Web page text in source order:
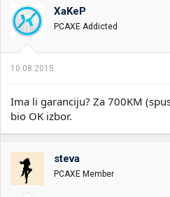
XaKeP
PCAXE Addicted
10.08.2015.
Ima li garanciju? Za 700KM
bio OK izbor.
steva
PCAXE Member